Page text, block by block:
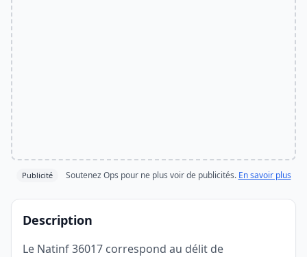
Publicité Soutenez Ops pour ne plus voir de publicités. En savoir plus
Description
Le Natinf 36017 correspond au délit de